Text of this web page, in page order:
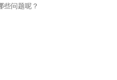
些问题呢？